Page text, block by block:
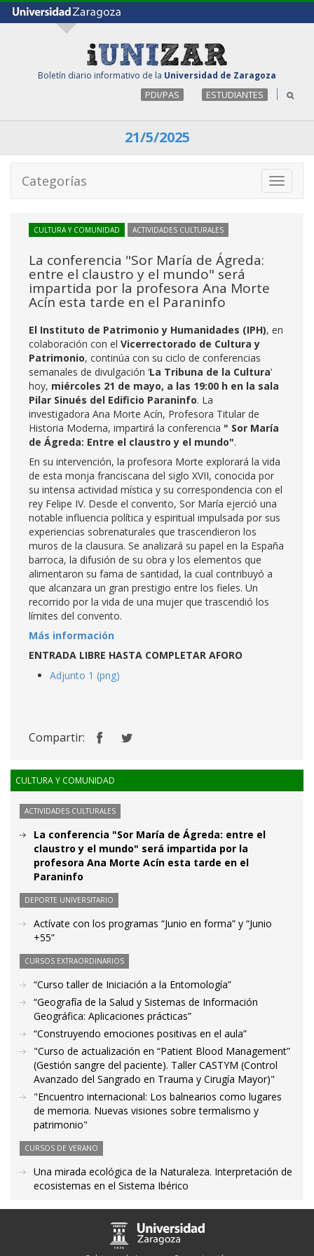
Boletín diario informativo de la Universidad de Zaragoza
PDI/PAS ESTUDIANTES
21/5/2025
Toggle
Categorías
CULTURA Y COMUNIDAD ACTIVIDADES CULTURALES
La conferencia "Sor María de Ágreda:
entre el claustro y el mundo" será
impartida por la profesora Ana Morte
Acín esta tarde en el Paraninfo
El Instituto de Patrimonio y Humanidades (IPH), en
colaboración con el Vicerrectorado de Cultura y
Patrimonio, continúa con su ciclo de conferencias
semanales de divulgación ‘La Tribuna de la Cultura’
hoy, miércoles 21 de mayo, a las 19:00 h en la sala
Pilar Sinués del Edificio Paraninfo. La
investigadora Ana Morte Acín, Profesora Titular de
Historia Moderna, impartirá la conferencia " Sor María
de Ágreda: Entre el claustro y el mundo".
En su intervención, la profesora Morte explorará la vida
de esta monja franciscana del siglo XVII, conocida por
su intensa actividad mística y su correspondencia con el
rey Felipe IV. Desde el convento, Sor María ejerció una
notable influencia política y espiritual impulsada por sus
experiencias sobrenaturales que trascendieron los
muros de la clausura. Se analizará su papel en la España
barroca, la difusión de su obra y los elementos que
alimentaron su fama de santidad, la cual contribuyó a
que alcanzara un gran prestigio entre los fieles. Un
recorrido por la vida de una mujer que trascendió los
límites del convento.
Más información
ENTRADA LIBRE HASTA COMPLETAR AFORO
Adjunto 1 (png)
Compartir:
CULTURA Y COMUNIDAD
ACTIVIDADES CULTURALES
La conferencia "Sor María de Ágreda: entre el
claustro y el mundo" será impartida por la
profesora Ana Morte Acín esta tarde en el
Paraninfo
DEPORTE UNIVERSITARIO
Actívate con los programas “Junio en forma” y “Junio
+55”
CURSOS EXTRAORDINARIOS
“Curso taller de Iniciación a la Entomología”
“Geografía de la Salud y Sistemas de Información
Geográfica: Aplicaciones prácticas”
“Construyendo emociones positivas en el aula”
"Curso de actualización en “Patient Blood Management”
(Gestión sangre del paciente). Taller CASTYM (Control
Avanzado del Sangrado en Trauma y Cirugía Mayor)"
"Encuentro internacional: Los balnearios como lugares
de memoria. Nuevas visiones sobre termalismo y
patrimonio"
CURSOS DE VERANO
Una mirada ecológica de la Naturaleza. Interpretación de
ecosistemas en el Sistema Ibérico